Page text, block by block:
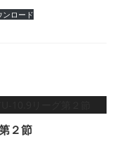
ンロード
２節